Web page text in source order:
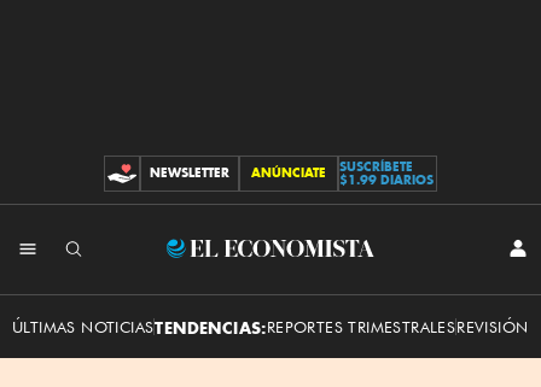
CONTRIBUCIONES
NEWSLETTER ANÚNCIATE
SUSCRÍBETE
$1.99 DIARIOS
El
ÚLTIMAS NOTICIASTENDENCIAS:REPORTES TRIMESTRALESREVISIÓN